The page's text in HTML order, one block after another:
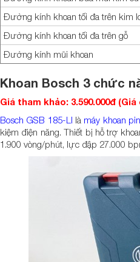
Đường kính khoan tối đa trên kim
Đường kính khoan tối đa trên gỗ
Đường kính mũi khoan
Khoan Bosch 3 chức
Giá tham khảo: 3.590.000 đ
Bosch GSB 185-LI là máy khoan
kiệm điện năng. Thiết bị hỗ trợ
1.900 vòng/phút, lực đập 27.000